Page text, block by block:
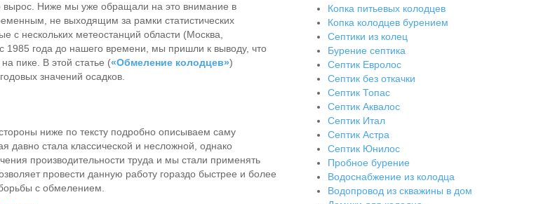
вырос. Ниже мы уже обращали на это внимание в
не выходящим за рамки статистических
с нескольких метеостанций области (Москва,
года до нашего времени, мы пришли к выводу, что
пике. В этой статье («Обмеление колодцев»)
значений осадков.
ниже по тексту подробно описываем саму
давно стала классической и несложной, однако
производительности труда и мы стали применять
провести данную работу гораздо быстрее и более
с обмелением.
Копка питьевых колодцев
Копка колодцев бурением
Септики из колец
Бурение септика
Септик Евролос
Септик без откачки
Септик Топас
Септик Аквалос
Септик Итал
Септик Астра
Септик Юнилос
Пробное бурение
Водоснабжение из колодца
Водопровод из скважины в дом